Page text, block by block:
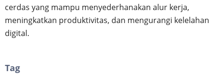
cerdas yang mampu menyederhanakan alur kerja,
meningkatkan produktivitas, dan mengurangi kelelahan
digital.
Tag